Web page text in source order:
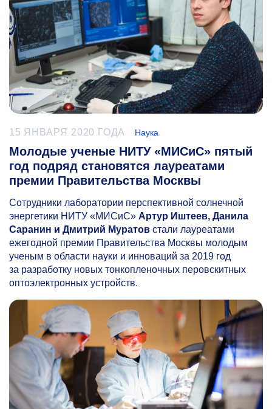
15 ЯНВАРЯ 2020 ГОДА Наука
Молодые ученые НИТУ «МИСиС» пятый
год подряд становятся лауреатами
премии Правительства Москвы
Сотрудники лаборатории перспективной солнечной
энергетики НИТУ «МИСиС» Артур Иштеев, Данила
Саранин и Дмитрий Муратов стали лауреатами
ежегодной премии Правительства Москвы молодым
ученым в области науки и инноваций за 2019 год
за разработку новых тонкопленочных перовскитных
оптоэлектронных устройств.